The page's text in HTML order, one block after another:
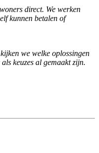
direct. We werken
kunnen betalen of
we welke oplossingen
keuzes al gemaakt zijn.